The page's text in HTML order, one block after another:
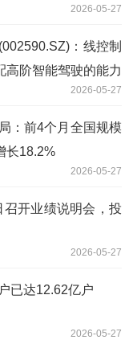
2026-05-27
：线控制
高阶智能驾驶的能力
2026-05-27
：前4个月全国规模
长18.2%
2026-05-27
开业绩说明会，投
2026-05-27
已达12.62亿户
2026-05-27